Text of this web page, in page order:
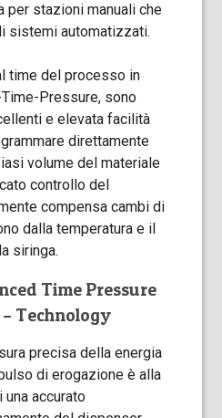
per stazioni manuali che
sistemi automatizzati.
time del processo in
Pressure, sono
e elevata facilità
direttamente
volume del materiale
controllo del
compensa cambi di
dalla temperatura e il
siringa.
Time Pressure
– Technology
precisa della energia
di erogazione è alla
una accurato